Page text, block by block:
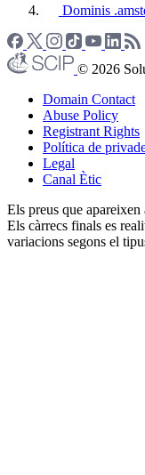
Dominis
© 2026
Domain Contact
Abuse Policy
Registrant Rights
Política de
Legal
Canal Ètic
Els preus que
Els càrrecs finals es
variacions segons el